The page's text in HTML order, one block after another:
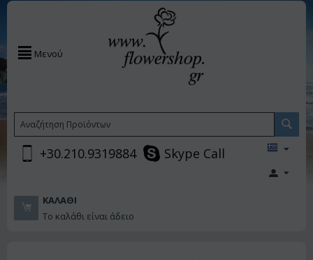
Μενού
+30.210.9319884 Skype Call
ΚΑΛΆΘΙ
Το καλάθι είναι άδειο